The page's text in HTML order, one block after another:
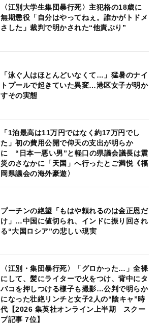
〈江別大学生集団暴行死〉主犯格の18歳に
無期懲役「自分はやってねぇ。誰かがトドメ
さした」裁判で明かされた“他責ぶり”
「泳ぐ人はほとんどいなくて…」猛暑のナイ
トプールで起きていた異変…港区女子が明か
すその実態
「1泊最高は11万円ではなく約17万円でし
た」初の費用公開で仰天の支出が明らか
に “日本一悪い男”と軽口の県議会議長は震
災のさなかに「天国」へ行ったとご満悦《福
岡県議会の海外豪遊〉
プーチンの絶望「もはや頼れるのは金正恩だ
け」…中国に値切られ、インドに振り回され
る“大国ロシア”の悲しい現実
〈江別・集団暴行死〉「グロかった…」全裸
にして、髪にライターで火をつけ、背中にタ
バコを押しつける様子も撮影…公判で明らか
になった壮絶リンチと女子2人の“陰キャ”時
代【2026 集英社オンライン上半期 スクー
プ記事 7位】